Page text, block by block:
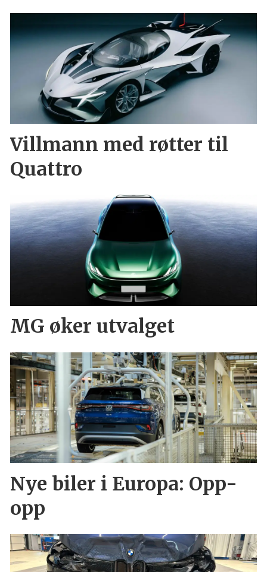
Villmann med røtter til
Quattro
MG øker utvalget
Nye biler i Europa: Opp-
opp